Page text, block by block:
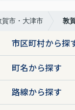
賀市・大津市 敦
市区町村から探
町名から探す
路線から探す